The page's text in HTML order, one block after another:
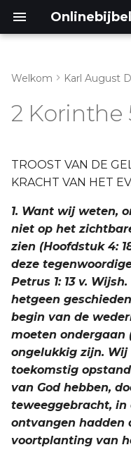
Éxodus
Numeri
Ruth
Prediker
Joël
Jona
Hábakuk
Welkom Karl August
2 Korinthe
TROOST VAN DE
KRACHT VAN HET
1. Want wij weten,
niet op het
zien (Hoofdstuk 4:
deze
Petrus 1: 13 v.
hetgeen
begin van de
moeten ondergaan
ongelukkig zijn.
toekomstig
van God hebben,
teweeggebracht,
ontvangen hadden
voortplanting van